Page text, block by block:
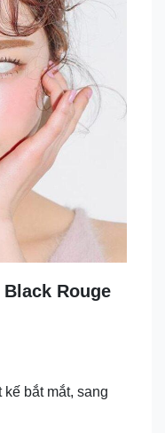
Rouge
bắt mắt, sang